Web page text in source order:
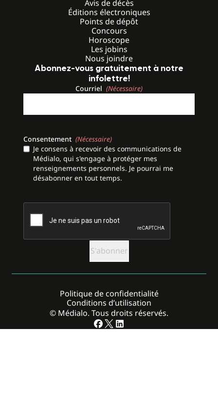
Avis de décès
Éditions électroniques
Points de dépôt
Concours
Horoscope
Les jobins
Nous joindre
Abonnez-vous gratuitement à notre
infolettre!
Courriel (Nécessaire)
Consentement (Nécessaire)
Je consens à recevoir des communications de
Médialo, qui s'engage à protéger mes
renseignements personnels. Je pourrai me
désabonner en tout temps.
CAPTCHA
© Médialo. Tous droits réservés.
Politique de confidentialité
Conditions d’utilisation